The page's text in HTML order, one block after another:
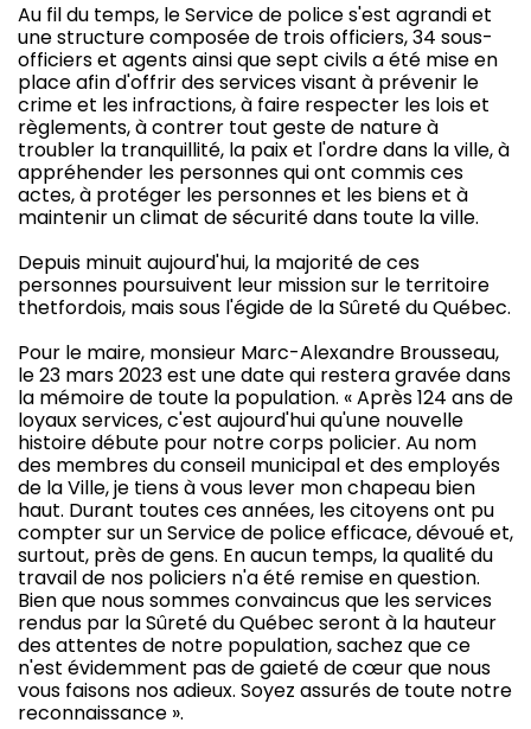
Au fil du temps, le Service de police s'est agrandi et
une structure composée de trois officiers, 34 sous-
officiers et agents ainsi que sept civils a été mise en
place afin d'offrir des services visant à prévenir le
crime et les infractions, à faire respecter les lois et
règlements, à contrer tout geste de nature à
troubler la tranquillité, la paix et l'ordre dans la ville, à
appréhender les personnes qui ont commis ces
actes, à protéger les personnes et les biens et à
maintenir un climat de sécurité dans toute la ville.
Depuis minuit aujourd'hui, la majorité de ces
personnes poursuivent leur mission sur le territoire
thetfordois, mais sous l'égide de la Sûreté du Québec.
Pour le maire, monsieur Marc-Alexandre Brousseau,
le 23 mars 2023 est une date qui restera gravée dans
la mémoire de toute la population. « Après 124 ans de
loyaux services, c'est aujourd'hui qu'une nouvelle
histoire débute pour notre corps policier. Au nom
des membres du conseil municipal et des employés
de la Ville, je tiens à vous lever mon chapeau bien
haut. Durant toutes ces années, les citoyens ont pu
compter sur un Service de police efficace, dévoué et,
surtout, près de gens. En aucun temps, la qualité du
travail de nos policiers n'a été remise en question.
Bien que nous sommes convaincus que les services
rendus par la Sûreté du Québec seront à la hauteur
des attentes de notre population, sachez que ce
n'est évidemment pas de gaieté de cœur que nous
vous faisons nos adieux. Soyez assurés de toute notre
reconnaissance ».